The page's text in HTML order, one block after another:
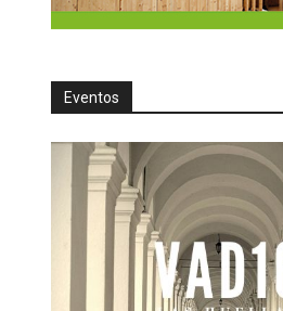
Eventos